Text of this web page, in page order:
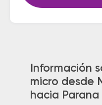
Información
micro desde
hacia Parana